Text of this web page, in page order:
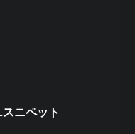
ニペット